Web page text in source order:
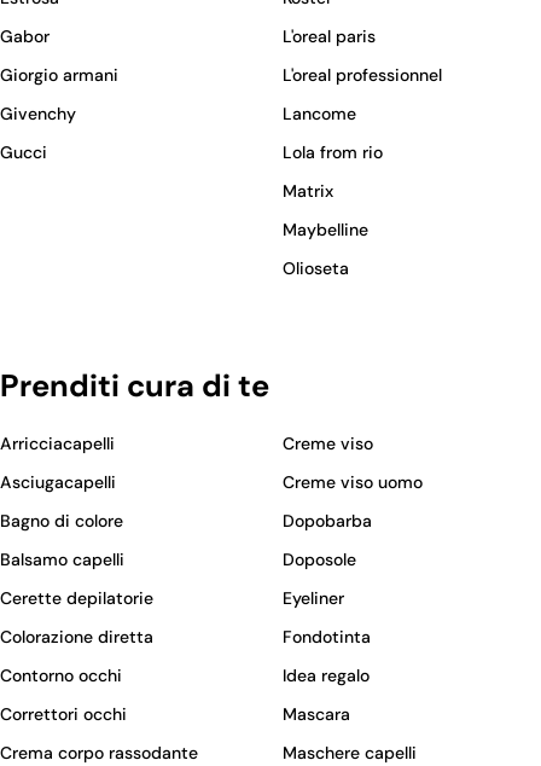
Gabor
Giorgio armani
Givenchy
Gucci
L'oreal paris
L'oreal professionnel
Lancome
Lola from rio
Matrix
Maybelline
Olioseta
Prenditi cura di te
Arricciacapelli
Asciugacapelli
Bagno di colore
Balsamo capelli
Cerette depilatorie
Colorazione diretta
Contorno occhi
Correttori occhi
Crema corpo rassodante
Creme viso
Creme viso uomo
Dopobarba
Doposole
Eyeliner
Fondotinta
Idea regalo
Mascara
Maschere capelli